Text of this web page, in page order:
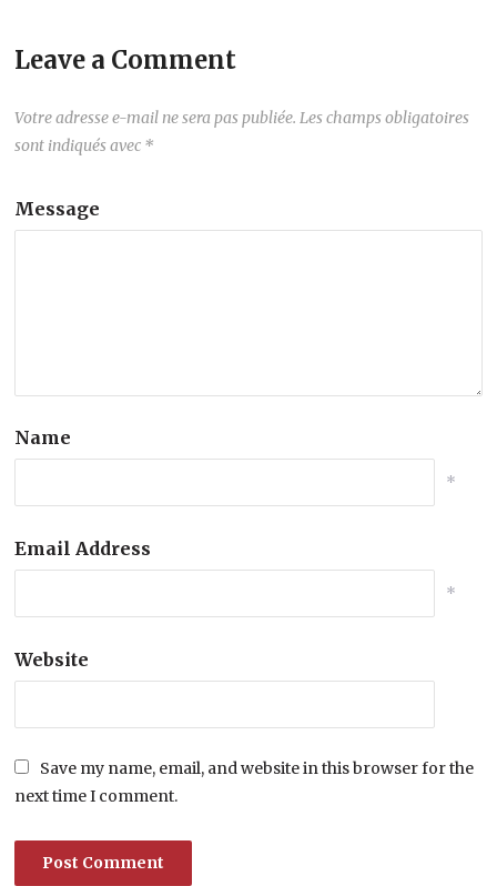
Leave a Comment
Votre adresse e-mail ne sera pas publiée. Les champs obligatoires
sont indiqués avec *
Message
Name
*
Email Address
*
Website
Save my name, email, and website in this browser for the
next time I comment.